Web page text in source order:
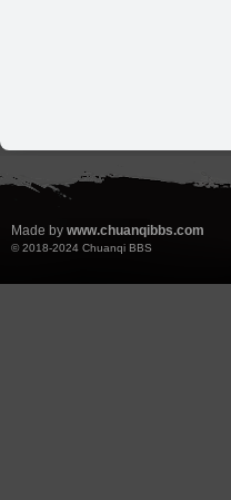
Made by www.chuanqibbs.com
© 2018-2024 Chuanqi BBS